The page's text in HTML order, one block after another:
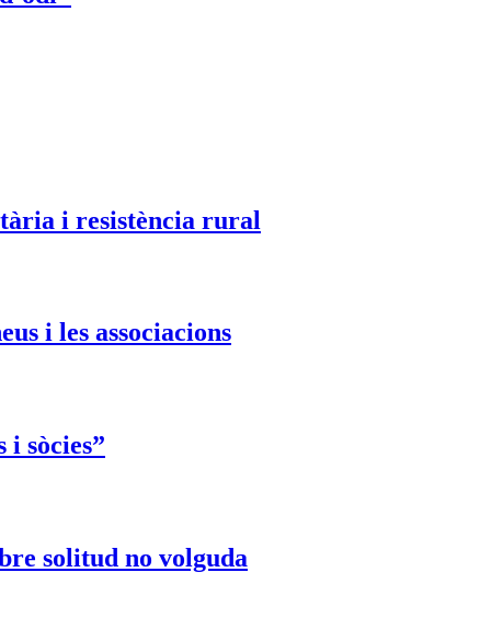
i resistència rural
i les associacions
i sòcies”
solitud no volguda